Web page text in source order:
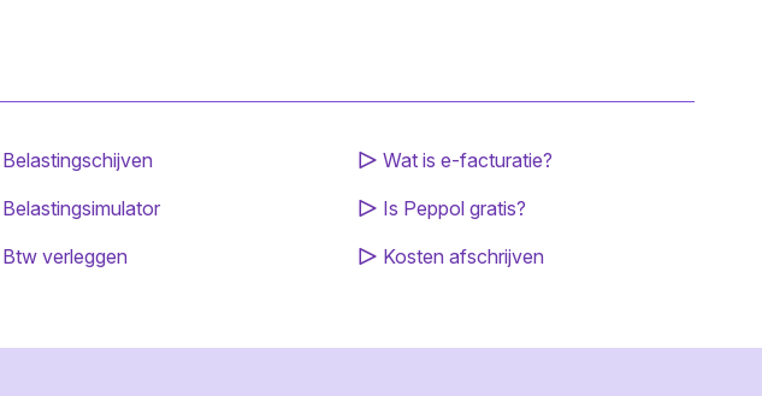
Belastingschijven
Belastingsimulator
Btw verleggen
Wat is e-facturatie?
Is Peppol gratis?
Kosten afschrijven